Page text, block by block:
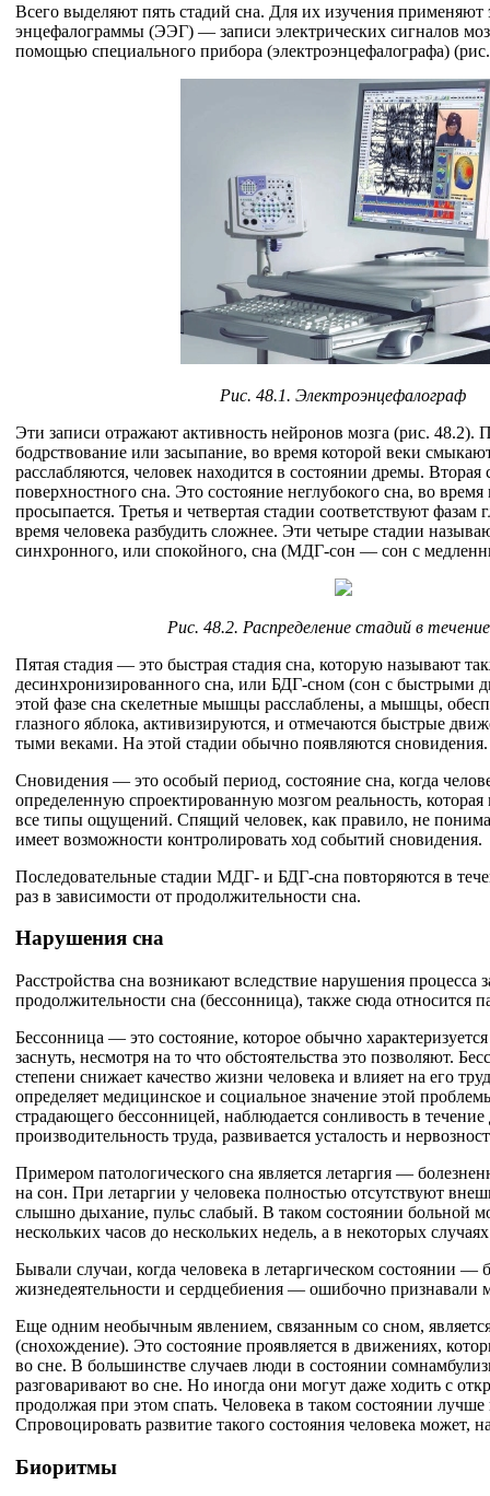
Всего выделяют пять стадий сна. Для их изучения применяют
энцефалограммы (ЭЭГ) — записи электрических сигналов
помощью специального прибора (электроэнцефалографа)
Рис. 48.1. Электроэнцефалограф
Эти записи отражают активность нейронов мозга (рис. 48.2).
бодрствование или засыпание, во время которой веки
расслабляются, человек находится в состоянии дремы.
поверхностного сна. Это состояние неглубокого сна, во время
просыпается. Третья и четвертая стадии соответствуют фазам
время человека разбудить сложнее. Эти четыре стадии
синхронного, или спокойного, сна (МДГ-сон — сон с
Рис. 48.2. Распределение стадий в
Пятая стадия — это быстрая стадия сна, которую называют
десинхронизированного сна, или БДГ-сном (сон с быстрыми
этой фазе сна скелетные мышцы расслаблены, а мышцы,
глазного яблока, активизируются, и отмечаются быстрые
тыми веками. На этой стадии обычно появляются сновидения.
Сновидения — это особый период, состояние сна, когда
определенную спроектированную мозгом реальность,
все типы ощущений. Спящий человек, как правило, не
имеет возможности контролировать ход событий сновидения.
Последовательные стадии МДГ- и БДГ-сна повторяются в
раз в зависимости от продолжительности сна.
Нарушения сна
Расстройства сна возникают вследствие нарушения процесса
продолжительности сна (бессонница), также сюда относится
Бессонница — это состояние, которое обычно
заснуть, несмотря на то что обстоятельства это позволяют.
степени снижает качество жизни человека и влияет на его
определяет медицинское и социальное значение этой
страдающего бессонницей, наблюдается сонливость в течение
производительность труда, развивается усталость и
Примером патологического сна является летаргия —
на сон. При летаргии у человека полностью отсутствуют
слышно дыхание, пульс слабый. В таком состоянии больной
нескольких часов до нескольких недель, а в некоторых
Бывали случаи, когда человека в летаргическом состоянии —
жизнедеятельности и сердцебиения — ошибочно признавали
Еще одним необычным явлением, связанным со сном,
(снохождение). Это состояние проявляется в движениях,
во сне. В большинстве случаев люди в состоянии
разговаривают во сне. Но иногда они могут даже ходить с
продолжая при этом спать. Человека в таком состоянии лучше
Спровоцировать развитие такого состояния человека может,
Биоритмы